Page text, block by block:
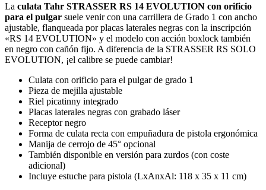
La culata Tahr STRASSER RS 14 EVOLUTION con orificio
para el pulgar suele venir con una carrillera de Grado 1 con ancho
ajustable, flanqueada por placas laterales negras con la inscripción
«RS 14 EVOLUTION» y el modelo con acción boxlock también
en negro con cañón fijo. A diferencia de la STRASSER RS SOLO
EVOLUTION, ¡el calibre se puede cambiar!
Culata con orificio para el pulgar de grado 1
Pieza de mejilla ajustable
Riel picatinny integrado
Placas laterales negras con grabado láser
Receptor negro
Forma de culata recta con empuñadura de pistola ergonómica
Manija de cerrojo de 45° opcional
También disponible en versión para zurdos (con coste
adicional)
Incluye estuche para pistola (LxAnxAl: 118 x 35 x 11 cm)